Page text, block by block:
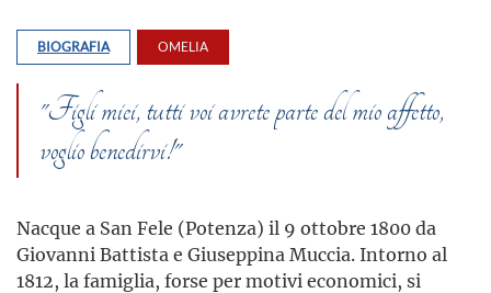
BIOGRAFIA OMELIA
"Figli miei, tutti voi avrete parte del mio affetto,
voglio benedirvi!"
Nacque a San Fele (Potenza) il 9 ottobre 1800 da
Giovanni Battista e Giuseppina Muccia. Intorno al
1812, la famiglia, forse per motivi economici, si